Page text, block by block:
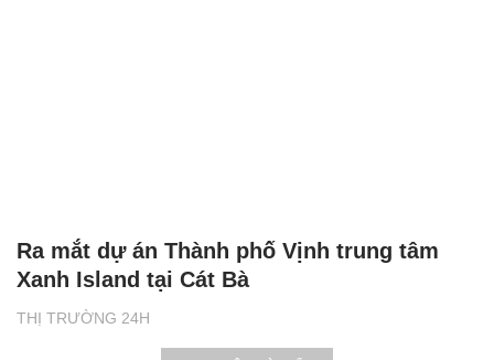
THỊ TRƯỜNG 24H
Ra mắt dự án Thành phố Vịnh trung tâm
Xanh Island tại Cát Bà